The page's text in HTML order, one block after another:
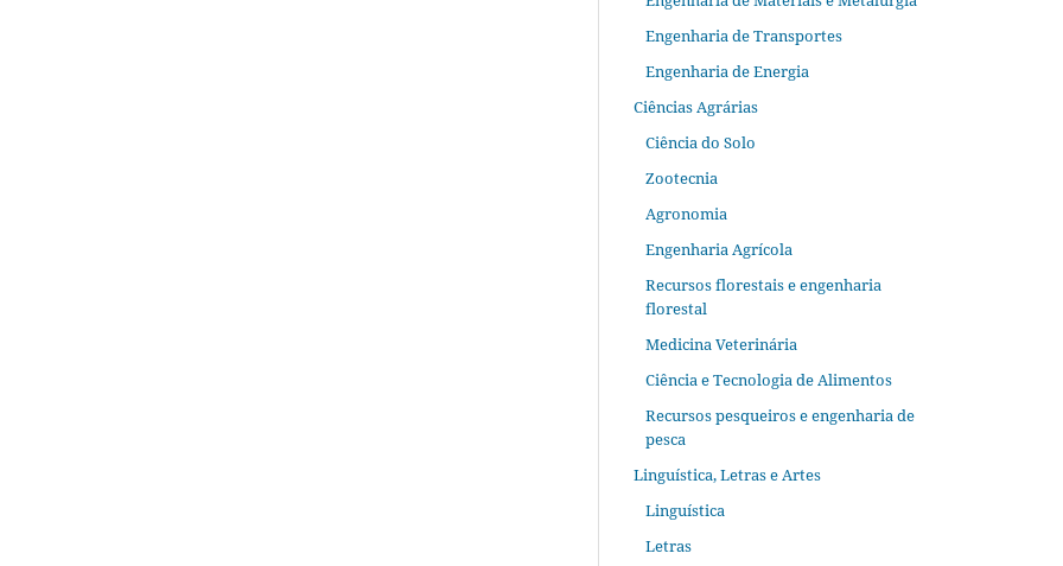
Engenharia de Transportes
Engenharia de Energia
Ciências Agrárias
Ciência do Solo
Zootecnia
Agronomia
Engenharia Agrícola
Recursos florestais e engenharia
florestal
Medicina Veterinária
Ciência e Tecnologia de Alimentos
Recursos pesqueiros e engenharia de
pesca
Linguística, Letras e Artes
Linguística
Letras